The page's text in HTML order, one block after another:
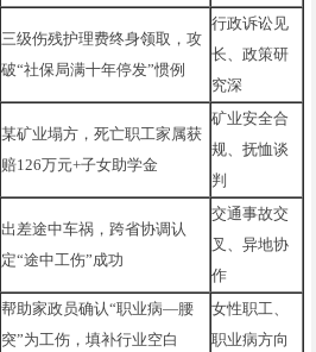
三级伤残护理费终身领取，攻
破“社保局满十年停发”惯例
行政诉讼见
长、政策研
究深
某矿业塌方，死亡职工家属获
赔126万元+子女助学金
矿业安全合
规、抚恤谈
判
出差途中车祸，跨省协调认
定“途中工伤”成功
交通事故交
叉、异地协
作
帮助家政员确认“职业病—腰
突”为工伤，填补行业空白
女性职工、
职业病方向